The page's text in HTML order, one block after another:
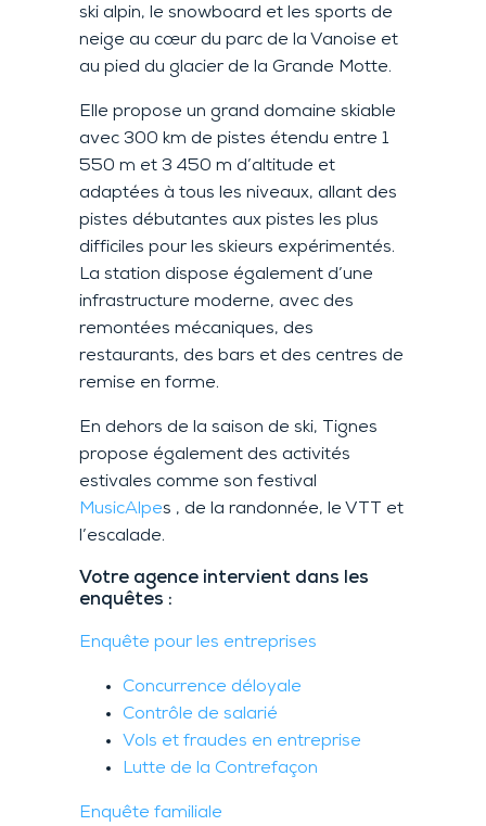
ski alpin, le snowboard et les sports de
neige au cœur du parc de la Vanoise et
au pied du glacier de la Grande Motte.
Elle propose un grand domaine skiable
avec 300 km de pistes étendu entre 1
550 m et 3 450 m d’altitude et
adaptées à tous les niveaux, allant des
pistes débutantes aux pistes les plus
difficiles pour les skieurs expérimentés.
La station dispose également d’une
infrastructure moderne, avec des
remontées mécaniques, des
restaurants, des bars et des centres de
remise en forme.
En dehors de la saison de ski, Tignes
propose également des activités
estivales comme son festival
MusicAlpes , de la randonnée, le VTT et
l’escalade.
Votre agence intervient dans les
enquêtes :
Enquête pour les entreprises
Concurrence déloyale
Contrôle de salarié
Vols et fraudes en entreprise
Lutte de la Contrefaçon
Enquête familiale